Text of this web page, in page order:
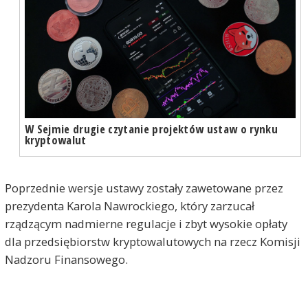
W Sejmie drugie czytanie projektów ustaw o rynku
kryptowalut
Poprzednie wersje ustawy zostały zawetowane przez
prezydenta Karola Nawrockiego, który zarzucał
rządzącym nadmierne regulacje i zbyt wysokie opłaty
dla przedsiębiorstw kryptowalutowych na rzecz Komisji
Nadzoru Finansowego.